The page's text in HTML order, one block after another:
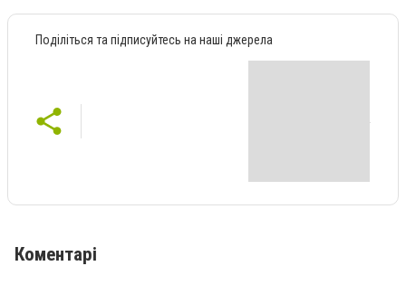
Поділіться та підписуйтесь на наші джерела
Коментарі